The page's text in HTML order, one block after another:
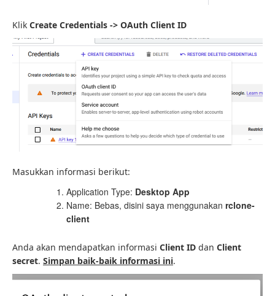
Klik Create Credentials -> OAuth Client ID
Masukkan informasi berikut:
Application Type: Desktop App
Name: Bebas, disini saya menggunakan rclone-
client
Anda akan mendapatkan informasi Client ID dan Client
secret. Simpan baik-baik informasi ini.